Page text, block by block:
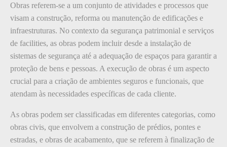
Obras referem-se a um conjunto de atividades e processos que
visam a construção, reforma ou manutenção de edificações e
infraestruturas. No contexto da segurança patrimonial e serviços
de facilities, as obras podem incluir desde a instalação de
sistemas de segurança até a adequação de espaços para garantir a
proteção de bens e pessoas. A execução de obras é um aspecto
crucial para a criação de ambientes seguros e funcionais, que
atendam às necessidades específicas de cada cliente.
As obras podem ser classificadas em diferentes categorias, como
obras civis, que envolvem a construção de prédios, pontes e
estradas, e obras de acabamento, que se referem à finalização de